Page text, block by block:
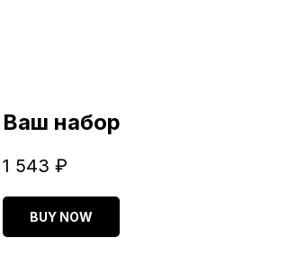
Ваш набор
1 543 ₽
BUY NOW